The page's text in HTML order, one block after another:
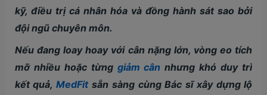
kỹ, điều trị cá nhân hóa và đồng hành sát sao bởi
đội ngũ chuyên môn.
Nếu đang loay hoay với cân nặng lớn, vòng eo tích
mỡ nhiều hoặc từng giảm cân nhưng khó duy trì
kết quả,MedFitsẵn sàng cùng Bác sĩ xây dựng lộ